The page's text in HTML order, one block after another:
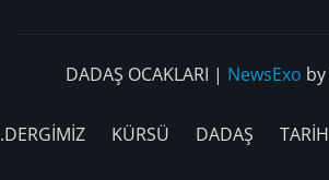
DADAŞ OCAKLARI | NewsExo by
KÜRSÜ DADAŞ TARİH